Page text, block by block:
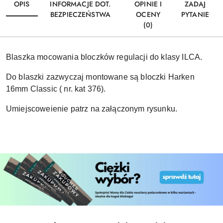
OPIS
INFORMACJE DOT.
BEZPIECZEŃSTWA
OPINIE I
OCENY
(0)
ZADAJ
PYTANIE
Blaszka mocowania bloczków regulacji do klasy ILCA.
Do blaszki zazwyczaj montowane są bloczki Harken
16mm Classic ( nr. kat 376).
Umiejscoweienie patrz na załączonym rysunku.